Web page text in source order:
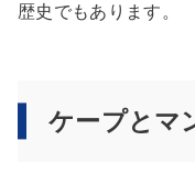
歴史でもあります。
ケープとマ